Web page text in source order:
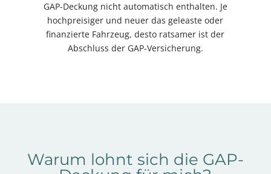
GAP-Deckung nicht automatisch enthalten. Je
hochpreisiger und neuer das geleaste oder
finanzierte Fahrzeug, desto ratsamer ist der
Abschluss der GAP-Versicherung.
Warum lohnt sich die GAP-